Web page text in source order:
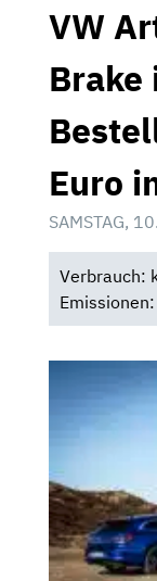
VW
Brake
Euro
SAMSTAG,
Verbrauch: